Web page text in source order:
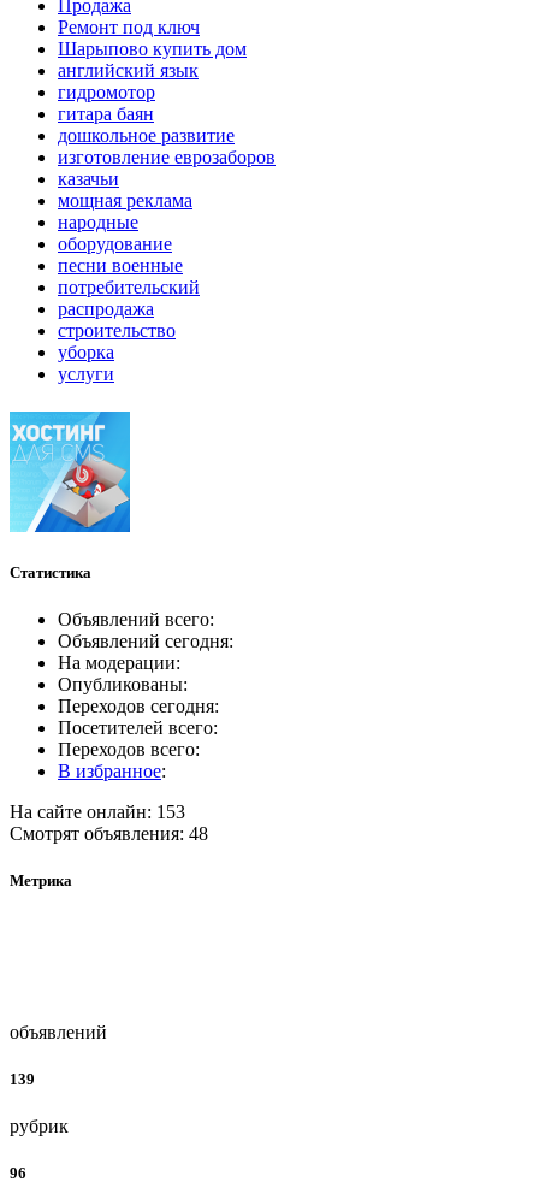
Продажа
Ремонт под ключ
Шарыпово купить дом
английский язык
гидромотор
гитара баян
дошкольное развитие
изготовление еврозаборов
казачьи
мощная реклама
народные
оборудование
песни военные
потребительский
распродажа
строительство
уборка
услуги
Статистика
Объявлений всего:
Объявлений сегодня:
На модерации:
Опубликованы:
Переходов сегодня:
Посетителей всего:
Переходов всего:
В избранное:
На сайте онлайн: 153
Смотрят объявления: 48
Метрика
объявлений
139
рубрик
96